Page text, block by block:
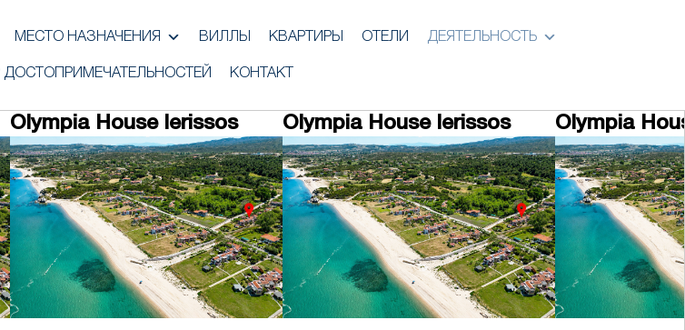
МЕСТО НАЗНАЧЕНИЯ ВИЛЛЫ КВАРТИРЫ ОТЕЛИ ДЕЯТЕЛЬНОСТЬ
КОНТАКТ
Olympia House Ierissos Olympia House Ierissos Olympia